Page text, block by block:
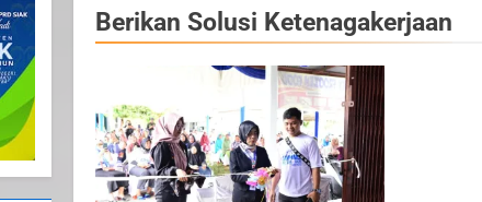
Berikan Solusi Ketenagakerjaan